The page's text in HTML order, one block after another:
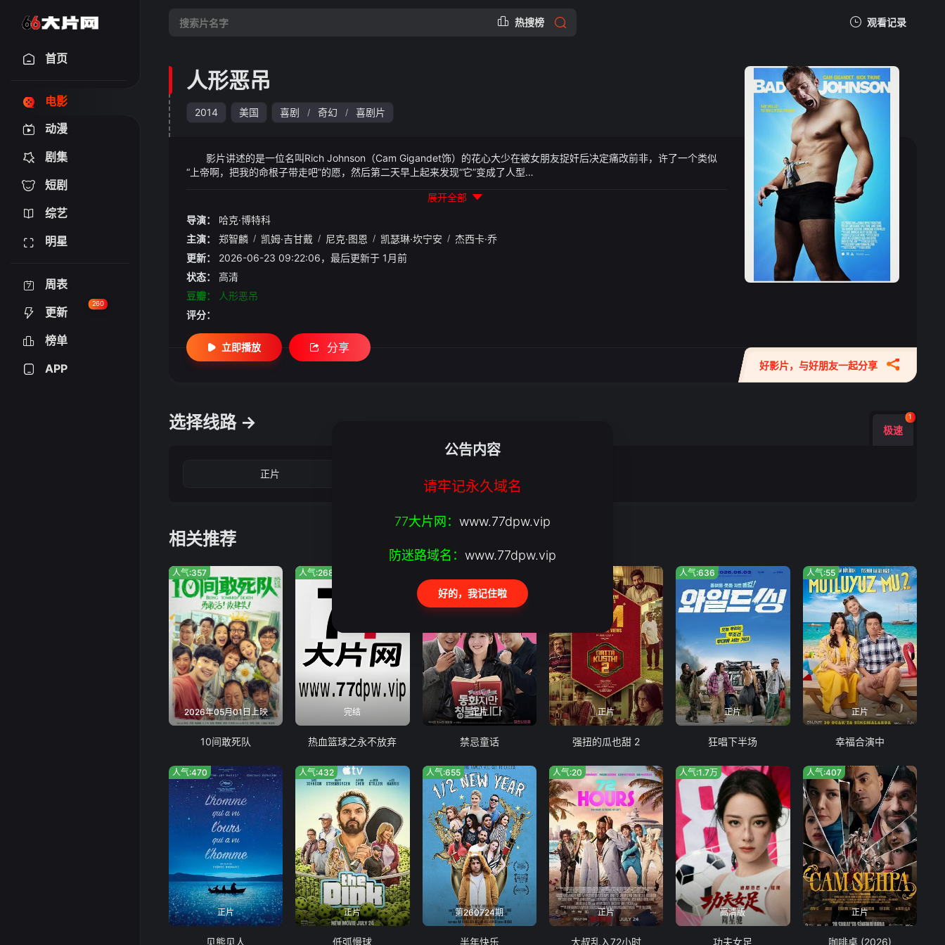
热搜榜 观看记录
暂无观看影片的记录
首页
电影
动漫
剧集
短剧
综艺
明星
周表
更新
260
榜单
APP
人形恶吊
2014 美国 喜剧 / 奇幻 / 喜剧片
影片讲述的是一位名叫Rich Johnson（Cam Gigandet饰）的花心大少在被女朋友捉奸后决定痛改前非，许了一个类似
“上帝啊，把我的命根子带走吧”的愿，然后第二天早上起来发现“它”变成了人型…
展开全部
导演：
哈克·博特科
主演：
郑智麟 / 凯姆·吉甘戴 / 尼克·图恩 / 凯瑟琳·坎宁安 / 杰西卡·乔
更新：
2026-06-23 09:22:06，最后更新于 1月前
状态：
高清
豆瓣：
人形恶吊
评分：
好影片，与好朋友一起分享
立即播放 分享
选择线路 → 极速
1
正片
相关推荐
2026年05月01日上映
人气:357
10间敢死队
完结
人气:268
热血篮球之永不放弃
正片
禁忌童话
正片
强扭的瓜也甜 2
正片
人气:636
狂唱下半场
正片
人气:55
幸福合演中
正片
人气:470
见熊见人
正片
人气:432
低弧慢球
第260724期
人气:655
半年快乐
正片
人气:20
大叔乱入72小时
高清版
人气:1.7万
功夫女足
正片
人气:407
咖啡桌 (2026)
公告内容
请牢记永久域名
77大片网： www.77dpw.vip
防迷路域名： www.77dpw.vip
好的，我记住啦